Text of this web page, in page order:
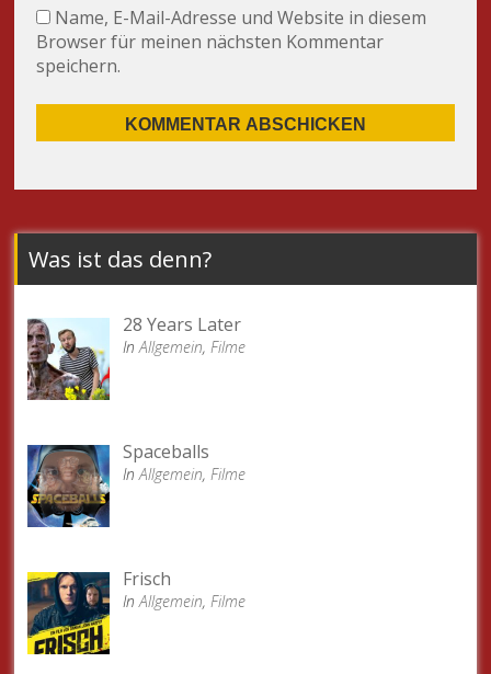
Name, E-Mail-Adresse und Website in diesem
Browser für meinen nächsten Kommentar
speichern.
Was ist das denn?
28 Years Later
InAllgemein,Filme
Spaceballs
InAllgemein,Filme
Frisch
InAllgemein,Filme